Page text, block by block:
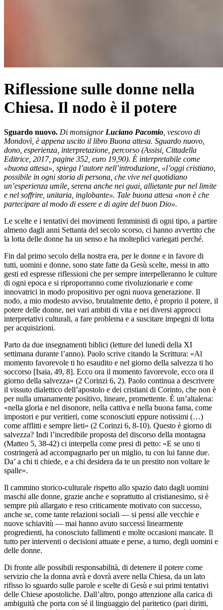
Riflessione sulle donne nella
Chiesa. Il nodo è il potere
Sguardo nuovo. Di monsignor Luciano Pacomio , vescovo di
Mondovì, è appena uscito il libro Buona attesa. Sguardo nuovo,
dono, esperienza, interpretazione, percorso (Assisi, Cittadella
Editrice, 2017, pagine 352, euro 19,90). È interpretabile come
«buona attesa», spiega l’autore nell’introduzione, «l’oggi cristiano,
possibile in ogni storia di persona, che vive nel quotidiano
un’esperienza umile, serena anche nei guai, allietante pur nel limite
e nel soffrire, unitaria, inglobante». Tale buona attesa «non è che
partecipare al modo di essere e di agire del buon Dio».
Le scelte e i tentativi dei movimenti femministi di ogni tipo, a partire
almeno dagli anni Settanta del secolo scorso, ci hanno avvertito che
la lotta delle donne ha un senso e ha molteplici variegati perché.
Fin dal primo secolo della nostra era, per le donne e in favore di
tutti, uomini e donne, sono state fatte da Gesù scelte, messi in atto
gesti ed espresse riflessioni che per sempre interpelleranno le culture
di ogni epoca e si riproporranno come rivoluzionarie e come
innovatrici in modo propositivo per ogni nuova generazione. Il
nodo, a mio modesto avviso, brutalmente detto, è proprio il potere, il
potere delle donne, nei vari ambiti di vita e nei diversi approcci
interpretativi culturali, a fare problema e a suscitare impegni di lotta
per acquisizioni.
Parto da due insegnamenti biblici (letture del lunedì della XI
settimana durante l’anno). Paolo scrive citando la Scrittura: «Al
momento favorevole ti ho esaudito e nel giorno della salvezza ti ho
soccorso [Isaia, 49, 8]. Ecco ora il momento favorevole, ecco ora il
giorno della salvezza» (2 Corinzi 6, 2). Paolo continua a descrivere
il vissuto dialettico dell’apostolo e dei cristiani di Corinto, che non è
per nulla umanamente positivo, lineare, promettente. È un’altalena:
«nella gloria e nel disonore, nella cattiva e nella buona fama, come
impostori e pur veritieri, come sconosciuti eppure notissimi (…)
come afflitti e sempre lieti» (2 Corinzi 6, 8-10). Questo è giorno di
salvezza? Indi l’incredibile proposta del discorso della montagna
(Matteo 5, 38-42) ci interpella come presi di petto: «E se uno ti
costringerà ad accompagnarlo per un miglio, tu con lui fanne due.
Da’ a chi ti chiede, e a chi desidera da te un prestito non voltare le
spalle».
Il cammino storico-culturale rispetto allo spazio dato dagli uomini
maschi alle donne, grazie anche e soprattutto al cristianesimo, si è
sempre più allargato e reso criticamente motivato con successo,
anche se, come tante relazioni sociali — si pensi alle vecchie e
nuove schiavitù — mai hanno avuto successi linearmente
progredienti, ha conosciuto fallimenti e molte occasioni mancate. Il
tutto per interventi o decisioni attuate e perse, a turno, degli uomini e
delle donne.
Di fronte alle possibili responsabilità, di detenere il potere come
servizio che la donna avrà e dovrà avere nella Chiesa, da un lato
rifisso lo sguardo sulle parole e scelte di Gesù e sui primi tentativi
delle Chiese apostoliche. Dall’altro, pongo attenzione alla carica di
ambiguità che porta con sé il linguaggio del paritetico (pari diritti,